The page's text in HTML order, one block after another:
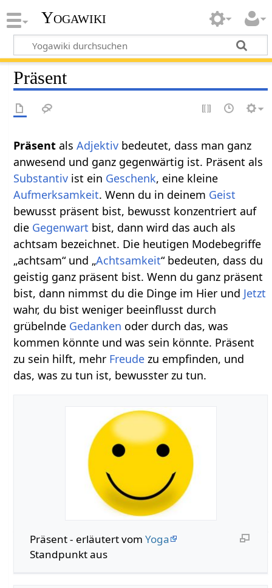
Yogawiki
Präsent
Präsent‏‎alsAdjektiv bedeutet, dass man ganz
anwesend und ganz gegenwärtig ist. Präsent als
Substantiv ist ein Geschenk, eine kleine
Aufmerksamkeit. Wenn du in deinem Geist
bewusst präsent bist, bewusst konzentriert auf
die Gegenwart bist, dann wird das auch als
achtsam bezeichnet. Die heutigen Modebegriffe
„achtsam“ und „Achtsamkeit“ bedeuten, dass du
geistig ganz präsent bist. Wenn du ganz präsent
bist, dann nimmst du die Dinge im Hier und Jetzt
wahr, du bist weniger beeinflusst durch
grübelnde Gedanken oder durch das, was
kommen könnte und was sein könnte. Präsent
zu sein hilft, mehr Freude zu empfinden, und
das, was zu tun ist, bewusster zu tun.
Präsent‏‎ - erläutert vom Yoga
Standpunkt aus